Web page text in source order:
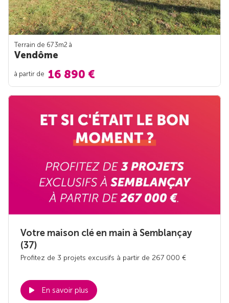
Terrain de 673m2 à
Vendôme
à partir de 16 890 €
Votre maison clé en main à Semblançay
(37)
Profitez de 3 projets excusifs à partir de 267 000 €
En savoir plus